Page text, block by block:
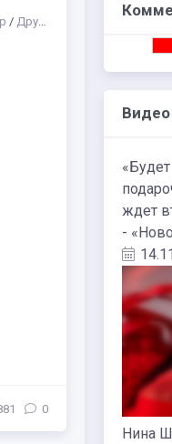
/ Другое
0
ждет
-
Нина